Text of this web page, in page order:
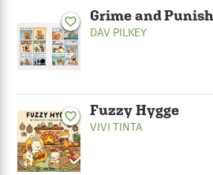
favorite_border Grime and
DAV PILKEY
favorite_border Fuzzy Hygge
VIVI TINTA